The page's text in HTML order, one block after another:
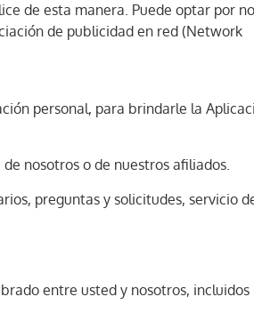
de esta manera. Puede optar por no
de publicidad en red (Network
personal, para brindarle la
nosotros o de nuestros afiliados.
preguntas y solicitudes, servicio
entre usted y nosotros, incluidos